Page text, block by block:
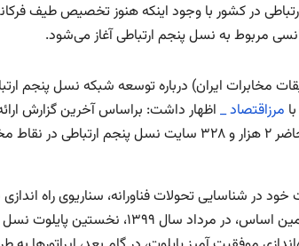
در کشور با وجود اینکه هنوز تخصیص طیف
مربوط به نسل پنجم ارتباطی آغاز می‌شود.
مخابرات ایران) درباره توسعه شبکه نسل پنجم
مرزاقتصاد _ اظهار داشت: براساس آخرین گزارش
سازمان تنظیم مقررات و ارتباطات رادیویی در پاییز سال ۱۴۰۳، در حال حاضر ۲ هزار و ۳۲۸ سایت نسل
در شناسایی تحولات فناورانه، سناریوی راه
ارتباطی را از سال ۱۳۹۳ همزمان با سایر کشورهای جهان، آغاز کرد. بر همین اساس،